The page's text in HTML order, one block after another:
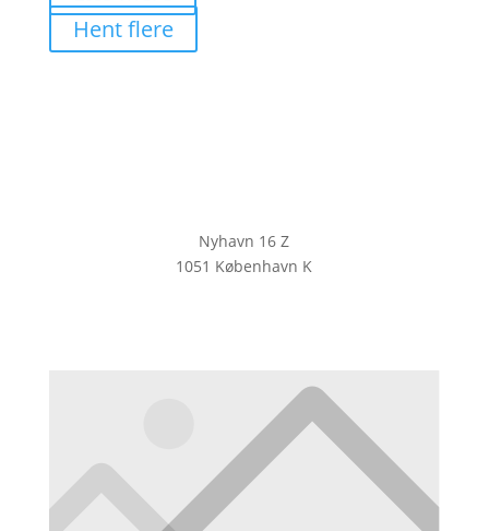
Hent flere
Nyhavn 16 Z
1051 København K